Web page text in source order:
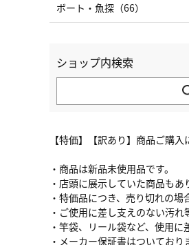
【特価】【訳あり】商品ご購
・商品は新品未使用品です。
・店頭に展示していた商品もあ
・特価品につき、売り切れの場
・ご使用に差し支えのない汚れ
・竿袋、リール袋など、使用に
・メーカー保証書はついており
ボート・魚探（66）
ショップ内検索